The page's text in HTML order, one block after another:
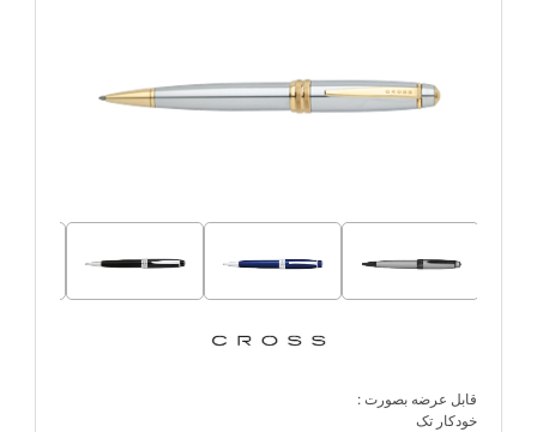
قابل عرضه بصورت :
خودکار تک